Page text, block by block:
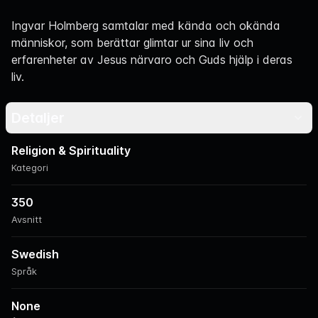
Navigation
Ingvar Holmberg samtalar med kända och okända
människor, som berättar glimtar ur sina liv och
erfarenheter av Jesus närvaro och Guds hjälp i deras
liv.
Kategori
Religion & Spirituality
Avsnitt
350
Språk
Swedish
None